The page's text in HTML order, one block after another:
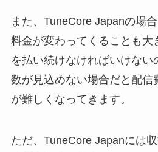
また、TuneCore Japanの場
料金が変わってくることも大
を払い続けなければいけない
数が見込めない場合だと配信
が難しくなってきます。
ただ、TuneCore Japanには